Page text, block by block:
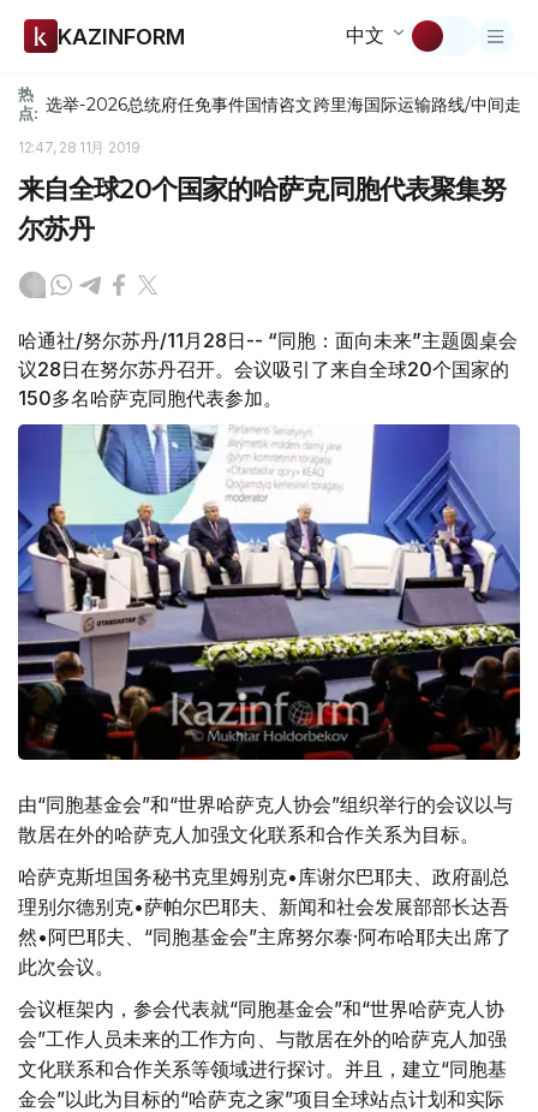
KAZINFORM 中文
热
点: 选举-2026总统府任免事件国情咨文跨里海国际运输路线/中间走廊
12:47, 28 11月 2019
来自全球20个国家的哈萨克同胞代表聚集努
尔苏丹
哈通社/努尔苏丹/11月28日-- “同胞：面向未来”主题圆桌会
议28日在努尔苏丹召开。会议吸引了来自全球20个国家的
150多名哈萨克同胞代表参加。
由“同胞基金会”和“世界哈萨克人协会”组织举行的会议以与
散居在外的哈萨克人加强文化联系和合作关系为目标。
哈萨克斯坦国务秘书克里姆别克•库谢尔巴耶夫、政府副总
理别尔德别克•萨帕尔巴耶夫、新闻和社会发展部部长达吾
然•阿巴耶夫、“同胞基金会”主席努尔泰·阿布哈耶夫出席了
此次会议。
会议框架内，参会代表就“同胞基金会”和“世界哈萨克人协
会”工作人员未来的工作方向、与散居在外的哈萨克人加强
文化联系和合作关系等领域进行探讨。并且，建立“同胞基
金会”以此为目标的“哈萨克之家”项目全球站点计划和实际